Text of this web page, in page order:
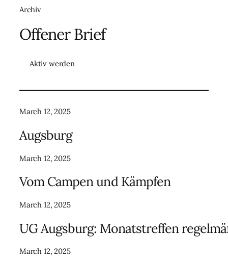
Archiv
Offener Brief
Aktiv werden
March 12, 2025
Augsburg
March 12, 2025
Vom Campen und Kämpfen
March 12, 2025
UG Augsburg: Monatstreffen
March 12, 2025